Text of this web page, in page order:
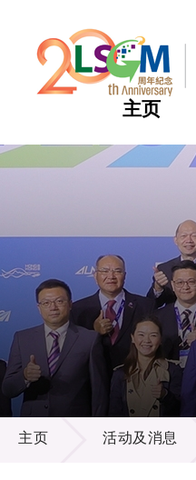
主页
热门
热门
热门
热门
热门
活动及消息
主页 活动及消息